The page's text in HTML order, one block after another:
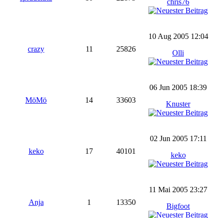
crazy 11 25826
10 Aug 2005 12:04
Olli
MöMö 14 33603
06 Jun 2005 18:39
Knuster
keko 17 40101
02 Jun 2005 17:11
keko
Anja 1 13350
11 Mai 2005 23:27
Bigfoot